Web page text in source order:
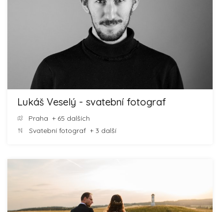
Lukáš Veselý - svatební fotograf
Praha + 65 dalších
Svatební fotograf + 3 další